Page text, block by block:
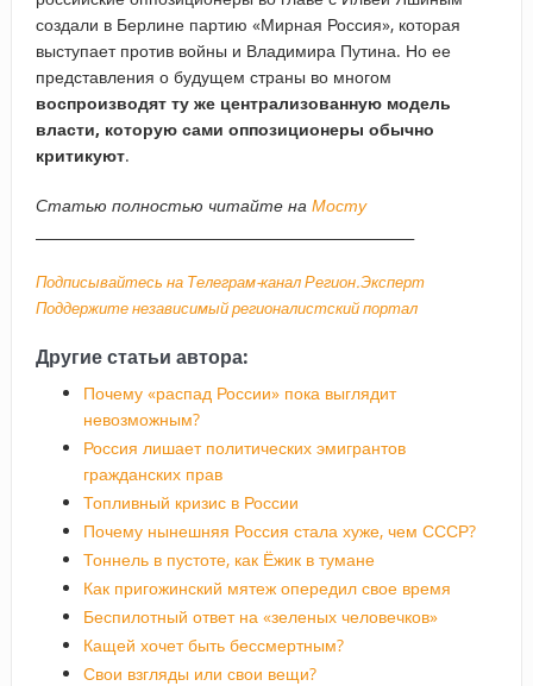
создали в Берлине партию «Мирная Россия», которая
выступает против войны и Владимира Путина. Но ее
представления о будущем страны во многом
воспроизводят ту же централизованную модель
власти, которую сами оппозиционеры обычно
критикуют.
Статью полностью читайте на Мосту
Подписывайтесь на Телеграм-канал Регион.Эксперт
Поддержите независимый регионалистский портал
Другие статьи автора:
Почему «распад России» пока выглядит
невозможным?
Россия лишает политических эмигрантов
гражданских прав
Топливный кризис в России
Почему нынешняя Россия стала хуже, чем СССР?
Тоннель в пустоте, как Ёжик в тумане
Как пригожинский мятеж опередил свое время
Беспилотный ответ на «зеленых человечков»
Кащей хочет быть бессмертным?
Свои взгляды или свои вещи?